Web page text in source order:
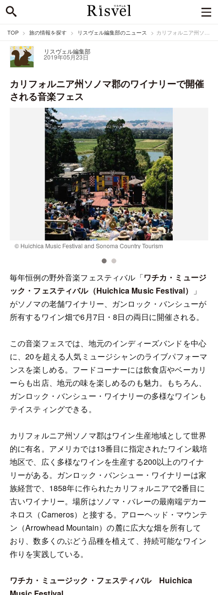
TOP 旅の情報を探す リスヴェル編集部のニュース カリフォルニア州ソノマ郡のワイナリーで開催される音楽フェス
リスヴェル編集部
2019年05月23日
カリフォルニア州ソノマ郡のワイナリーで開催
される音楽フェス
© Huichica Music Festival and Sonoma Country Tourism
毎年恒例の野外音楽フェスティバル「ワチカ・ミュージ
ック・フェスティバル（Huichica Music Festival）
」
がソノマの老舗ワイナリー、ガンロック・バンシューが
所有するワイン畑で6月7日・8日の両日に開催される。
この音楽フェスでは、地元のインディーズバンドを中心
に、20を超える人気ミュージシャンのライブパフォーマ
ンスを楽しめる。フードコーナーには飲食店やベーカリ
ーらも出店、地元の味を楽しめるのも魅力。もちろん、
ガンロック・バンシュー・ワイナリーの多様なワインも
テイスティングできる。
カリフォルニア州ソノマ郡はワイン生産地域として世界
的に有名。アメリカでは13番目に指定されたワイン栽培
地区で、広く多様なワインを生産する200以上のワイナ
リーがある。ガンロック・バンシュー・ワイナリーは家
族経営で、1858年に作られたカリフォルニアで2番目に
古いワイナリー。場所はソノマ・バレーの最南端デカー
ネロス（Carneros）と接する。アローヘッド・マウンテ
ン（Arrowhead Mountain）の麓に広大な畑を所有して
おり、数多くのぶどう品種を植えて、持続可能なワイン
作りを実践している。
ワチカ・ミュージック・フェスティバル Huichica